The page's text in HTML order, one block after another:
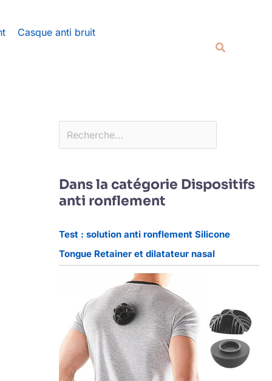
Casque anti bruit
Dans la catégorie Dispositifs
anti ronflement
Test : solution anti ronflement Silicone
Tongue Retainer et dilatateur nasal